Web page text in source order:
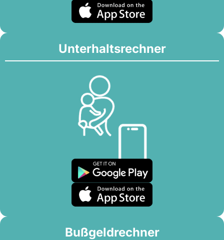
Unterhaltsrechner
Bußgeldrechner